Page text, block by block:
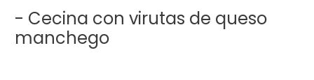
- Cecina con virutas de queso
manchego